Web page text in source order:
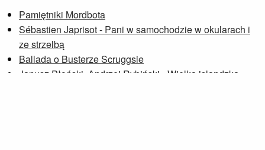
Pamiętniki Mordbota
Sébastien Japrisot - Pani w samochodzie w okularach i
ze strzelbą
Ballada o Busterze Scruggsie
Janusz Płoński, Andrzej Rybiński - Wielka islandzka